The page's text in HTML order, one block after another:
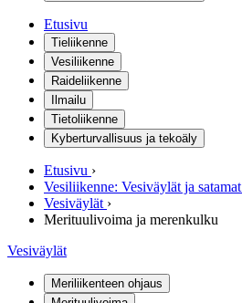
Etusivu
Tieliikenne
Vesiliikenne
Raideliikenne
Ilmailu
Tietoliikenne
Kyberturvallisuus ja tekoäly
Etusivu ›
Vesiliikenne: Vesiväylät ja satamat
Vesiväylät ›
Merituulivoima ja merenkulku
Vesiväylät
Meriliikenteen ohjaus